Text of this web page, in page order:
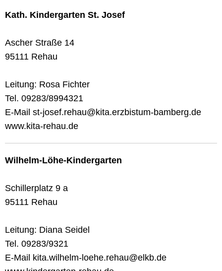
Kath. Kindergarten St. Josef
Ascher Straße 14
95111 Rehau
Leitung: Rosa Fichter
Tel. 09283/8994321
E-Mail st-josef.rehau@kita.erzbistum-bamberg.de
www.kita-rehau.de
Wilhelm-Löhe-Kindergarten
Schillerplatz 9 a
95111 Rehau
Leitung: Diana Seidel
Tel. 09283/9321
E-Mail kita.wilhelm-loehe.rehau@elkb.de